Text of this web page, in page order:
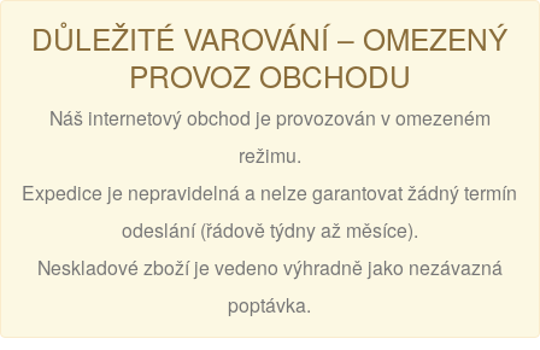
DŮLEŽITÉ VAROVÁNÍ – OMEZENÝ
PROVOZ OBCHODU
Náš internetový obchod je provozován v omezeném
režimu.
Expedice je nepravidelná a nelze garantovat žádný termín
odeslání (řádově týdny až měsíce).
Neskladové zboží je vedeno výhradně jako nezávazná
poptávka.